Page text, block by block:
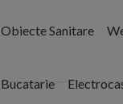
Obiecte Sanitare
Bucatarie